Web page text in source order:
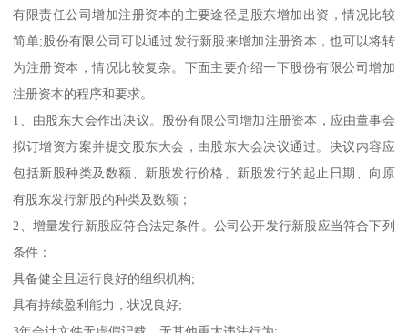
有限责任公司增加注册资本的主要途径是股东增加出资，情况比较
简单;股份有限公司可以通过发行新股来增加注册资本，也可以将转
为注册资本，情况比较复杂。下面主要介绍一下股份有限公司增加
注册资本的程序和要求。
1、由股东大会作出决议。股份有限公司增加注册资本，应由董事会
拟订增资方案并提交股东大会，由股东大会决议通过。决议内容应
包括新股种类及数额、新股发行价格、新股发行的起止日期、向原
有股东发行新股的种类及数额；
2、增量发行新股应符合法定条件。公司公开发行新股应当符合下列
条件：
具备健全且运行良好的组织机构;
具有持续盈利能力，状况良好;